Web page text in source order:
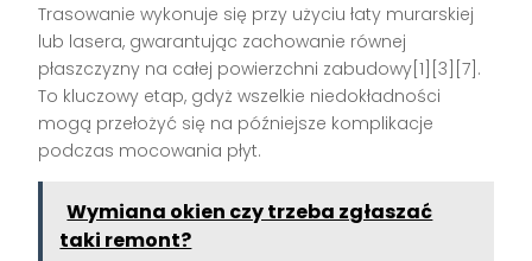
Trasowanie wykonuje się przy użyciu łaty murarskiej
lub lasera, gwarantując zachowanie równej
płaszczyzny na całej powierzchni zabudowy[1][3][7].
To kluczowy etap, gdyż wszelkie niedokładności
mogą przełożyć się na późniejsze komplikacje
podczas mocowania płyt.
Wymiana okien czy trzeba zgłaszać
taki remont?